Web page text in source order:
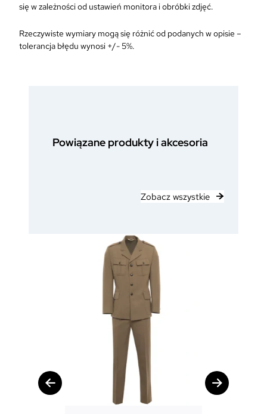
się w zależności od ustawień monitora i obróbki zdjęć.
Rzeczywiste wymiary mogą się różnić od podanych w opisie –
tolerancja błędu wynosi +/- 5%.
Powiązane produkty i akcesoria
Zobacz wszystkie